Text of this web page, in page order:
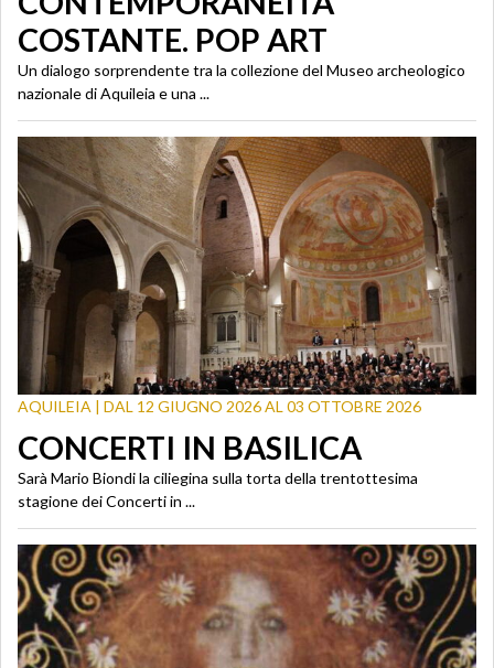
COSTANTE. POP ART
Un dialogo sorprendente tra la collezione del Museo archeologico
nazionale di Aquileia e una ...
AQUILEIA | DAL 12 GIUGNO 2026 AL 03 OTTOBRE 2026
CONCERTI IN BASILICA
Sarà Mario Biondi la ciliegina sulla torta della trentottesima
stagione dei Concerti in ...